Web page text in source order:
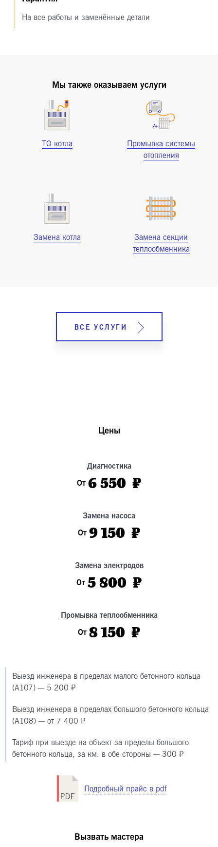
На все работы и заменённые детали
Мы также оказываем услуги
ТО котла
Промывка системы
отопления
Замена котла
Замена секции
теплообменника
ВСЕ УСЛУГИ
Цены
Диагностика
От 6 550 ₽
Замена насоса
От 9 150 ₽
Замена электродов
От 5 800 ₽
Промывка теплообменника
От 8 150 ₽
Выезд инженера в пределах малого бетонного кольца
(А107) — 5 200 ₽
Выезд инженера в пределах большого бетонного кольца
(А108) — от 7 400 ₽
Тариф при выезде на объект за пределы большого
бетонного кольца, за км. в обе стороны — 300 ₽
Подробный прайс в pdf
Вызвать мастера